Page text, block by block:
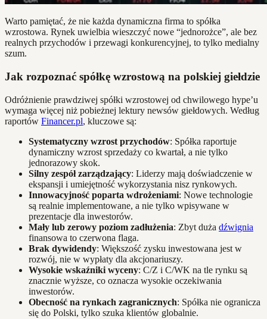
Warto pamiętać, że nie każda dynamiczna firma to spółka
wzrostowa. Rynek uwielbia wieszczyć nowe “jednorożce”, ale bez
realnych przychodów i przewagi konkurencyjnej, to tylko medialny
szum.
Jak rozpoznać spółkę wzrostową na polskiej giełdzie
Odróżnienie prawdziwej spółki wzrostowej od chwilowego hype’u
wymaga więcej niż pobieżnej lektury newsów giełdowych. Według
raportów Financer.pl, kluczowe są:
Systematyczny wzrost przychodów: Spółka raportuje
dynamiczny wzrost sprzedaży co kwartał, a nie tylko
jednorazowy skok.
Silny zespół zarządzający: Liderzy mają doświadczenie w
ekspansji i umiejętność wykorzystania nisz rynkowych.
Innowacyjność poparta wdrożeniami: Nowe technologie
są realnie implementowane, a nie tylko wpisywane w
prezentacje dla inwestorów.
Mały lub zerowy poziom zadłużenia: Zbyt duża dźwignia
finansowa to czerwona flaga.
Brak dywidendy: Większość zysku inwestowana jest w
rozwój, nie w wypłaty dla akcjonariuszy.
Wysokie wskaźniki wyceny: C/Z i C/WK na tle rynku są
znacznie wyższe, co oznacza wysokie oczekiwania
inwestorów.
Obecność na rynkach zagranicznych: Spółka nie ogranicza
się do Polski, tylko szuka klientów globalnie.